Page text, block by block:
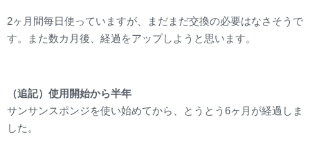
2ヶ月間毎日使っていますが、まだまだ交換の必要はなさそうで
す。また数カ月後、経過をアップしようと思います。
（追記）使用開始から半年
サンサンスポンジを使い始めてから、とうとう6ヶ月が経過しま
した。